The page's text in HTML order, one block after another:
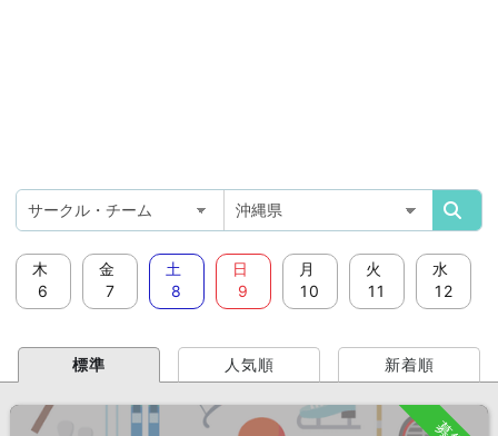
木
6
金
7
土
8
日
9
月
10
火
11
水
12
標準 人気順 新着順